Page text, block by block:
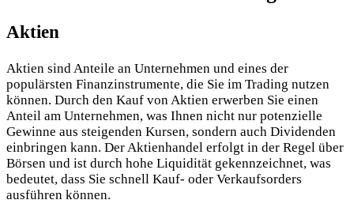
Aktien
Aktien sind Anteile an Unternehmen und eines der
populärsten Finanzinstrumente, die Sie im Trading nutzen
können. Durch den Kauf von Aktien erwerben Sie einen
Anteil am Unternehmen, was Ihnen nicht nur potenzielle
Gewinne aus steigenden Kursen, sondern auch Dividenden
einbringen kann. Der Aktienhandel erfolgt in der Regel über
Börsen und ist durch hohe Liquidität gekennzeichnet, was
bedeutet, dass Sie schnell Kauf- oder Verkaufsorders
ausführen können.